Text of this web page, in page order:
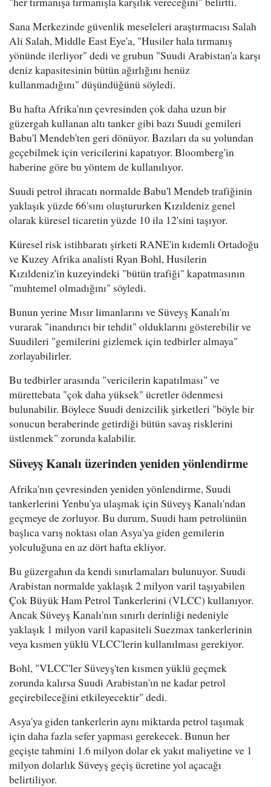
Sana Merkezinde güvenlik meseleleri araştırmacısı Salah
Ali Salah, Middle East Eye'a, "Husiler hala tırmanış
yönünde ilerliyor" dedi ve grubun "Suudi Arabistan'a karşı
deniz kapasitesinin bütün ağırlığını henüz
kullanmadığını" düşündüğünü söyledi.
Bu hafta Afrika'nın çevresinden çok daha uzun bir
güzergah kullanan altı tanker gibi bazı Suudi gemileri
Babu'l Mendeb'ten geri dönüyor. Bazıları da su yolundan
geçebilmek için vericilerini kapatıyor. Bloomberg'in
haberine göre bu yöntem de kullanılıyor.
Suudi petrol ihracatı normalde Babu'l Mendeb trafiğinin
yaklaşık yüzde 66'sını oluştururken Kızıldeniz genel
olarak küresel ticaretin yüzde 10 ila 12'sini taşıyor.
Küresel risk istihbaratı şirketi RANE'in kıdemli Ortadoğu
ve Kuzey Afrika analisti Ryan Bohl, Husilerin
Kızıldeniz'in kuzeyindeki "bütün trafiği" kapatmasının
"muhtemel olmadığını" söyledi.
Bunun yerine Mısır limanlarını ve Süveyş Kanalı'nı
vurarak "inandırıcı bir tehdit" olduklarını gösterebilir ve
Suudileri "gemilerini gizlemek için tedbirler almaya"
zorlayabilirler.
Bu tedbirler arasında "vericilerin kapatılması" ve
mürettebata "çok daha yüksek" ücretler ödenmesi
bulunabilir. Böylece Suudi denizcilik şirketleri "böyle bir
sonucun beraberinde getirdiği bütün savaş risklerini
üstlenmek" zorunda kalabilir.
Süveyş Kanalı üzerinden yeniden yönlendirme
Afrika'nın çevresinden yeniden yönlendirme, Suudi
tankerlerini Yenbu'ya ulaşmak için Süveyş Kanalı'ndan
geçmeye de zorluyor. Bu durum, Suudi ham petrolünün
başlıca varış noktası olan Asya'ya giden gemilerin
yolculuğuna en az dört hafta ekliyor.
Bu güzergahın da kendi sınırlamaları bulunuyor. Suudi
Arabistan normalde yaklaşık 2 milyon varil taşıyabilen
Çok Büyük Ham Petrol Tankerlerini (VLCC) kullanıyor.
Ancak Süveyş Kanalı'nın sınırlı derinliği nedeniyle
yaklaşık 1 milyon varil kapasiteli Suezmax tankerlerinin
veya kısmen yüklü VLCC'lerin kullanılması gerekiyor.
Bohl, "VLCC'ler Süveyş'ten kısmen yüklü geçmek
zorunda kalırsa Suudi Arabistan'ın ne kadar petrol
geçirebileceğini etkileyecektir" dedi.
Asya'ya giden tankerlerin aynı miktarda petrol taşımak
için daha fazla sefer yapması gerekecek. Bunun her
geçişte tahmini 1.6 milyon dolar ek yakıt maliyetine ve 1
milyon dolarlık Süveyş geçiş ücretine yol açacağı
belirtiliyor.